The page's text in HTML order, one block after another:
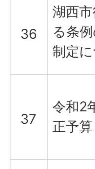
36
湖西
る条
制定
37
令和2
正予算